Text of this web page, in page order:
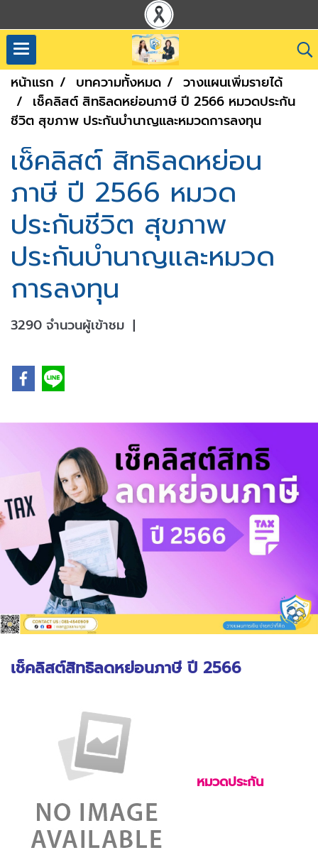
หน้าแรก บทความทั้งหมด
วางแผนเพิ่มรายได้
เช็คลิสต์ สิทธิลดหย่อนภาษี ปี 2566 หมวดประกัน
ชีวิต สุขภาพ ประกันบำนาญและหมวดการลงทุน
เช็คลิสต์ สิทธิลดหย่อน
ภาษี ปี 2566 หมวด
ประกันชีวิต สุขภาพ
ประกันบำนาญและหมวด
การลงทุน
3290 จำนวนผู้เข้าชม |
เช็คลิสต์สิทธิลดหย่อนภาษี ปี 2566
หมวดประกัน